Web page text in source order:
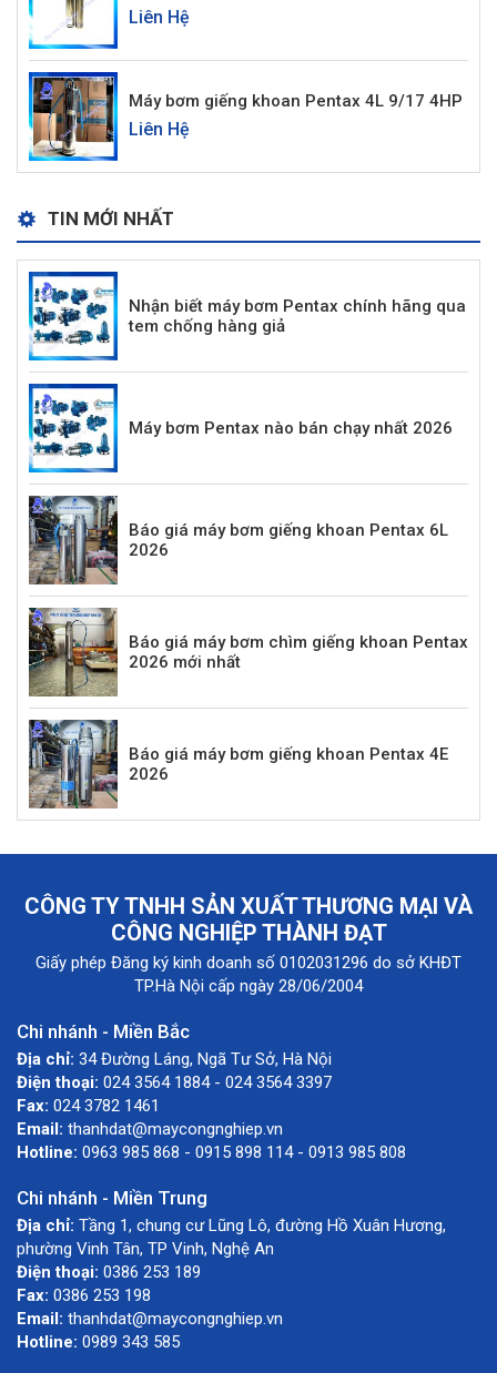
Liên Hệ
Máy bơm giếng khoan Pentax 4L 9/17 4HP
Liên Hệ
TIN MỚI NHẤT
Nhận biết máy bơm Pentax chính hãng qua
tem chống hàng giả
Máy bơm Pentax nào bán chạy nhất 2026
Báo giá máy bơm giếng khoan Pentax 6L
2026
Báo giá máy bơm chìm giếng khoan Pentax
2026 mới nhất
Báo giá máy bơm giếng khoan Pentax 4E
2026
CÔNG TY TNHH SẢN XUẤT THƯƠNG MẠI VÀ
CÔNG NGHIỆP THÀNH ĐẠT
Giấy phép Đăng ký kinh doanh số 0102031296 do sở KHĐT
TP.Hà Nội cấp ngày 28/06/2004
Chi nhánh - Miền Bắc
Địa chỉ: 34 Đường Láng, Ngã Tư Sở, Hà Nội
Điện thoại: 024 3564 1884 - 024 3564 3397
Fax: 024 3782 1461
Email: thanhdat@maycongnghiep.vn
Hotline: 0963 985 868 - 0915 898 114 - 0913 985 808
Chi nhánh - Miền Trung
Địa chỉ: Tầng 1, chung cư Lũng Lô, đường Hồ Xuân Hương,
phường Vinh Tân, TP Vinh, Nghệ An
Điện thoại: 0386 253 189
Fax: 0386 253 198
Email: thanhdat@maycongnghiep.vn
Hotline: 0989 343 585